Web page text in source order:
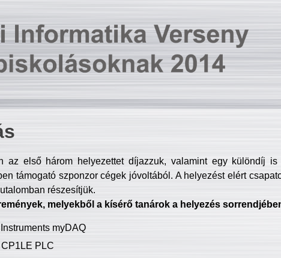
az első három helyezettet díjazzuk, valamint egy különdíj
támogató szponzor cégek jóvoltából. A helyezést elért
részesítjük.
melyekből a kísérő tanárok a helyezés
myDAQ
PLC